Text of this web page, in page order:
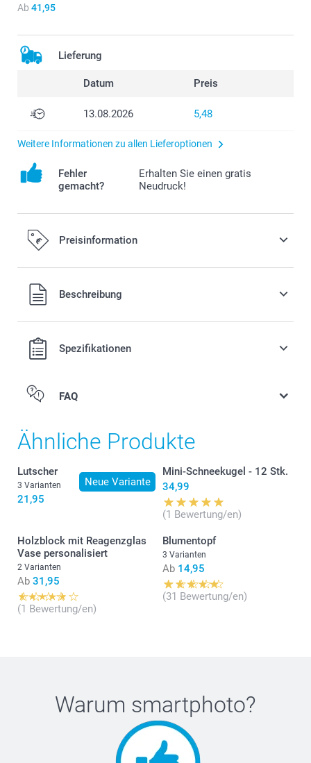
Ab 41,95
Lieferung
Datum Preis
13.08.2026 5,48
Weitere Informationen zu allen Lieferoptionen
Fehler
gemacht?
Erhalten Sie einen gratis
Neudruck!
Preisinformation
Alle Preise verstehen sich in EURO (€) inkl. MwSt. und zzgl.
Versandkosten.Beschreibung
Spezifikationen
FAQ
Ähnliche Produkte
Neue Variante
Lutscher
3 Varianten
21,95
Mini-Schneekugel - 12 Stk.
34,99
(1 Bewertung/en)
Holzblock mit Reagenzglas
Vase personalisiert
2 Varianten
Ab 31,95
(1 Bewertung/en)
Blumentopf
3 Varianten
Ab 14,95
(31 Bewertung/en)
Warum smartphoto?